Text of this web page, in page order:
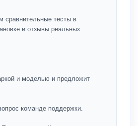
сравнительные тесты в
и отзывы реальных
и моделью и предложит
команде поддержки.